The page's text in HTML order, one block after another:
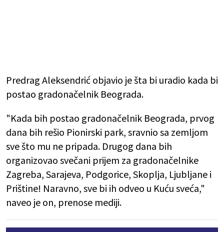
Predrag Aleksendrić objavio je šta bi uradio kada bi
postao gradonačelnik Beograda.
"Kada bih postao gradonačelnik Beograda, prvog
dana bih rešio Pionirski park, sravnio sa zemljom
sve što mu ne pripada. Drugog dana bih
organizovao svečani prijem za gradonačelnike
Zagreba, Sarajeva, Podgorice, Skoplja, Ljubljane i
Prištine! Naravno, sve bi ih odveo u Kuću sveća,"
naveo je on, prenose mediji.